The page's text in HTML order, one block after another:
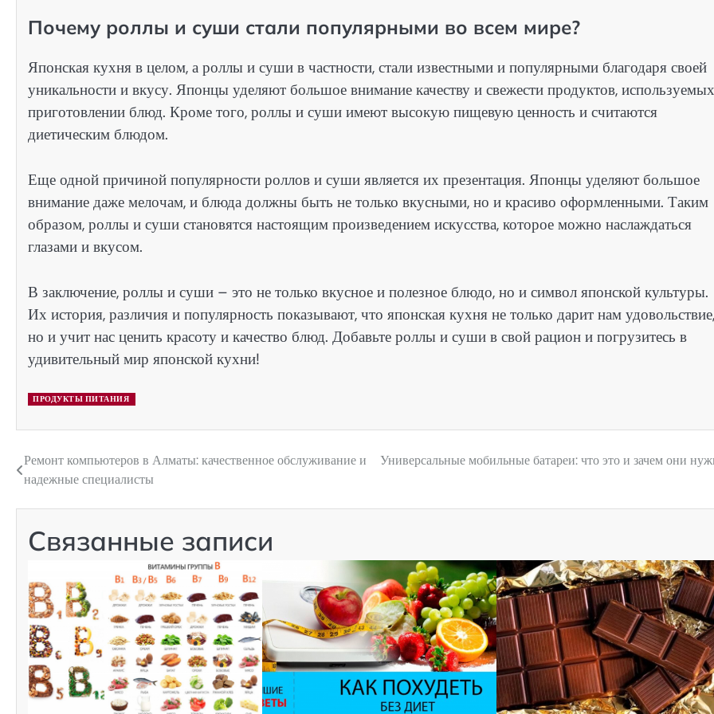
Почему роллы и суши стали популярными во всем мире?
Японская кухня в целом, а роллы и суши в частности, стали известными и популярными благодаря своей
уникальности и вкусу. Японцы уделяют большое внимание качеству и свежести продуктов,
приготовлении блюд. Кроме того, роллы и суши имеют высокую пищевую ценность и считаются
диетическим блюдом.
Еще одной причиной популярности роллов и суши является их презентация. Японцы уделяют большое
внимание даже мелочам, и блюда должны быть не только вкусными, но и красиво оформленными. Таким
образом, роллы и суши становятся настоящим произведением искусства, которое можно наслаждаться
глазами и вкусом.
В заключение, роллы и суши – это не только вкусное и полезное блюдо, но и символ японской культуры.
Их история, различия и популярность показывают, что японская кухня не только дарит нам удовольствие,
но и учит нас ценить красоту и качество блюд. Добавьте роллы и суши в свой рацион и погрузитесь в
удивительный мир японской кухни!
ПРОДУКТЫ ПИТАНИЯ
Навигация
по
Ремонт компьютеров в Алматы: качественное обслуживание и
надежные специалисты
Универсальные мобильные батареи: что это и зачем они
Связанные записи